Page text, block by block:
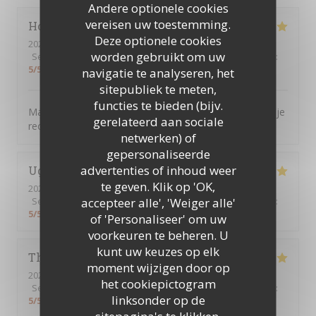
Andere optionele cookies
vereisen uw toestemming.
Deze optionele cookies
worden gebruikt om uw
navigatie te analyseren, het
sitepubliek te meten,
functies te bieden (bijv.
gerelateerd aan sociale
netwerken) of
gepersonaliseerde
advertenties of inhoud weer
te geven. Klik op 'OK,
accepteer alle', 'Weiger alle'
of 'Personaliseer' om uw
voorkeuren te beheren. U
kunt uw keuzes op elk
moment wijzigen door op
het cookiepictogram
linksonder op de
Hocine
2026-07-16
- 12:30 - Gasten 7
Service
Atmosfeer: 5/5 Keuken:5/5 Kwaliteit / Prijs
:
5/5
Magnifique, tout était parfait. L’accueil la présentation je
recommande encore merci
Ughetto Z
2026-07-21
- 12:15 - Gasten 2
Service
/5 Atmosfeer: 5/5 Keuken:5/5 Kwaliteit / Prijs
:
5/5
Thierry
2026-07-09
- 12:30 - Gasten 2
Service
Atmosfeer:5/5 Keuken: 5/5 Kwaliteit / Prijs
:
5/5